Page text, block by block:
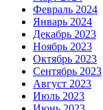
Февраль 2024
Январь 2024
Декабрь 2023
Ноябрь 2023
Октябрь 2023
Сентябрь 2023
Август 2023
Июль 2023